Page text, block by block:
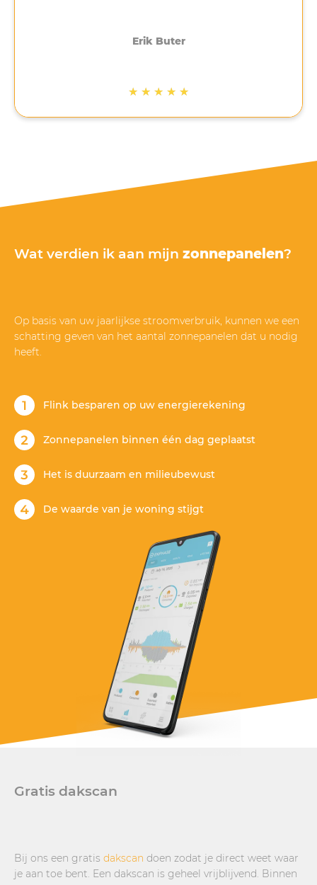
gemaakt om te installeren, 4-5 weken later.
Ook het installeren is netjes en volgens afspraak
veel bedrijven dan afhaken. Net na de installatie
op korte termijn panelen te bestellen en te laten
installeren met wachttijden van soms meer dan 6
maanden, zijn de 5 sterren dik verdiend door
Erik Buter
★ ★ ★ ★ ★
Wat verdien ik aan mijn zonnepanelen?
Op basis van uw jaarlijkse stroomverbruik, kunnen we een
schatting geven van het aantal zonnepanelen dat u nodig
heeft.
Flink besparen op uw energierekening
Zonnepanelen binnen één dag geplaatst
Het is duurzaam en milieubewust
De waarde van je woning stijgt
Gratis dakscan
Bij ons een gratis dakscan doen zodat je direct weet waar
je aan toe bent. Een dakscan is geheel vrijblijvend. Binnen